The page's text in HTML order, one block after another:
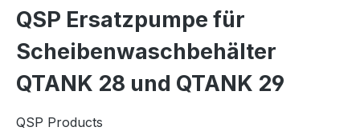
QSP Ersatzpumpe für
Scheibenwaschbehälter
QTANK 28 und QTANK 29
QSP Products